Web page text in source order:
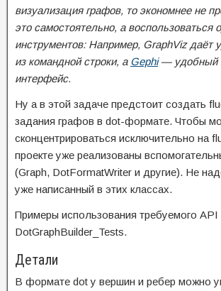
визуализация графов, то экономнее не
это самостоятельно, а воспользоваться
инструментов: Например, GraphViz даёт
из командной строки, а Gephi— удобный
интерфейс.
Ну а в этой задаче предстоит создать
задания графов в dot-формате. Чтобы
сконцентрироваться исключительно на
проекте уже реализованы
(Graph, DotFormatWriter и другие). Не
уже написанный в этих классах.
Примеры использования требуемого API
DotGraphBuilder_Tests.
Детали
В формате dot у вершин и ребер можно